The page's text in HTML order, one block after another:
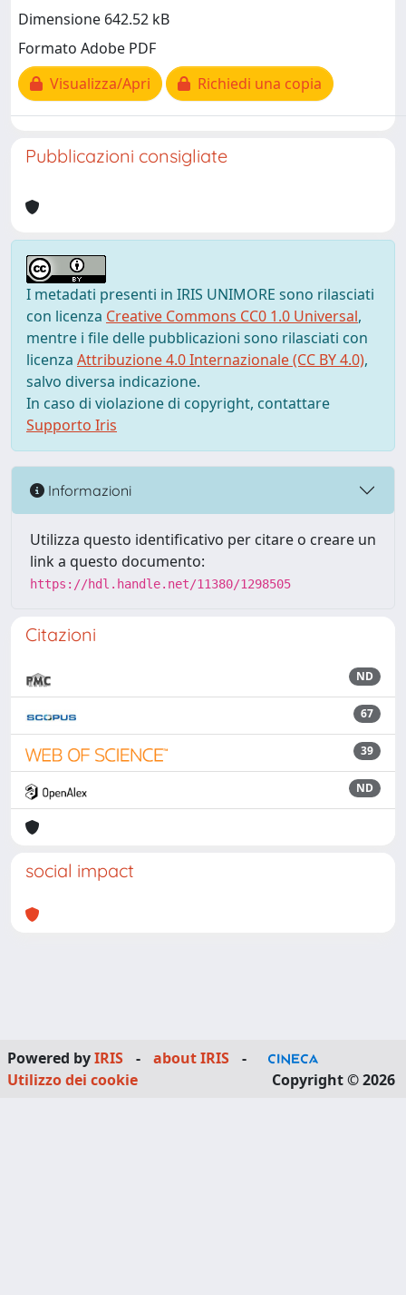
Dimensione 642.52 kB
Formato Adobe PDF
Visualizza/Apri
Richiedi una copia
Pubblicazioni consigliate
I metadati presenti in IRIS UNIMORE sono rilasciati
con licenza Creative Commons CC0 1.0 Universal,
mentre i file delle pubblicazioni sono rilasciati con
licenza Attribuzione 4.0 Internazionale (CC BY 4.0),
salvo diversa indicazione.
In caso di violazione di copyright, contattare
Supporto Iris
Informazioni
Utilizza questo identificativo per citare o creare un
link a questo documento:
https://hdl.handle.net/11380/1298505
Citazioni
ND
67
39
ND
social impact
Powered byIRIS - about IRIS
-
Utilizzo dei cookie
Copyright © 2026